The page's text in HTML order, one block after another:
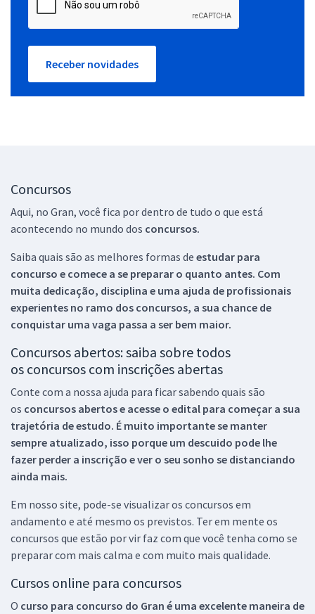
Receber novidades
Concursos
Aqui, no Gran, você fica por dentro de tudo o que está
acontecendo no mundo dos concursos.
Saiba quais são as melhores formas de estudar para
concurso e comece a se preparar o quanto antes. Com
muita dedicação, disciplina e uma ajuda de profissionais
experientes no ramo dos concursos, a sua chance de
conquistar uma vaga passa a ser bem maior.
Concursos abertos: saiba sobre todos
os concursos com inscrições abertas
Conte com a nossa ajuda para ficar sabendo quais são
os concursos abertos e acesse o edital para começar a sua
trajetória de estudo. É muito importante se manter
sempre atualizado, isso porque um descuido pode lhe
fazer perder a inscrição e ver o seu sonho se distanciando
ainda mais.
Em nosso site, pode-se visualizar os concursos em
andamento e até mesmo os previstos. Ter em mente os
concursos que estão por vir faz com que você tenha como se
preparar com mais calma e com muito mais qualidade.
Cursos online para concursos
O curso para concurso do Gran é uma excelente maneira de